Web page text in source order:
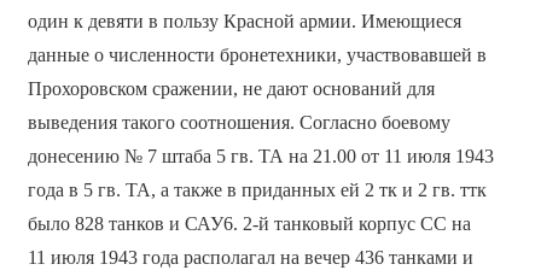
один к девяти в пользу Красной армии. Имеющиеся
данные о численности бронетехники, участвовавшей в
Прохоровском сражении, не дают оснований для
выведения такого соотношения. Согласно боевому
донесению № 7 штаба 5 гв. ТА на 21.00 от 11 июля 1943
года в 5 гв. ТА, а также в приданных ей 2 тк и 2 гв. ттк
было 828 танков и САУ6. 2-й танковый корпус СС на
11 июля 1943 года располагал на вечер 436 танками и